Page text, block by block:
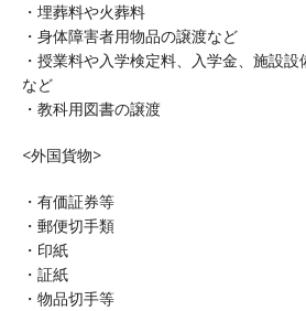
・埋葬料や火葬料
・身体障害者用物品の譲渡など
・授業料や入学検定料、入学金、施設
など
・教科用図書の譲渡
<外国貨物>
・有価証券等
・郵便切手類
・印紙
・証紙
・物品切手等